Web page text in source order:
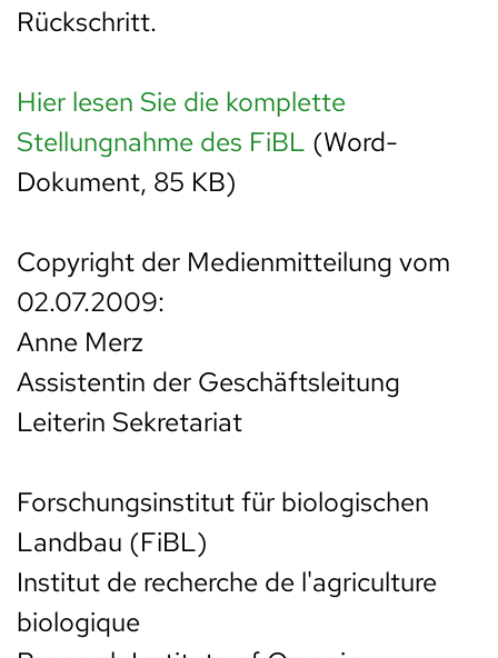
Rückschritt.
Hier lesen Sie die komplette
Stellungnahme des FiBL (Word-
Dokument, 85 KB)
Copyright der Medienmitteilung vom
02.07.2009:
Anne Merz
Assistentin der Geschäftsleitung
Leiterin Sekretariat
Forschungsinstitut für biologischen
Landbau (FiBL)
Institut de recherche de l'agriculture
biologique